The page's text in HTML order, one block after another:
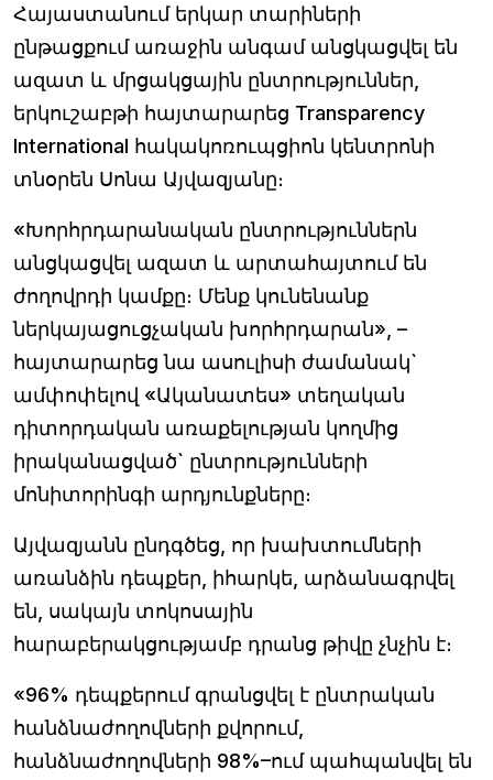
Հայաստանում երկար տարիների
ընթացքում առաջին անգամ անցկացվել են
ազատ և մրցակցային ընտրություններ,
երկուշաբթի հայտարարեց Transparency
International հակակոռուպցիոն կենտրոնի
տնօրեն Սոնա Այվազյանը։
«Խորհրդարանական ընտրություններն
անցկացվել ազատ և արտահայտում են
ժողովրդի կամքը։ Մենք կունենանք
ներկայացուցչական խորհրդարան», –
հայտարարեց նա ասուլիսի ժամանակ`
ամփոփելով «Ականատես» տեղական
դիտորդական առաքելության կողմից
իրականացված` ընտրությունների
մոնիտորինգի արդյունքները։
Այվազյանն ընդգծեց, որ խախտումների
առանձին դեպքեր, իհարկե, արձանագրվել
են, սակայն տոկոսային
հարաբերակցությամբ դրանց թիվը չնչին է։
«96% դեպքերում գրանցվել է ընտրական
հանձնաժողովների քվորում,
հանձնաժողովների 98%–ում պահպանվել են